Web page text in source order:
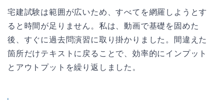
宅建試験は範囲が広いため、すべてを網羅しようとす
ると時間が足りません。私は、動画で基礎を固めた
後、すぐに過去問演習に取り掛かりました。間違えた
箇所だけテキストに戻ることで、効率的にインプット
とアウトプットを繰り返しました。